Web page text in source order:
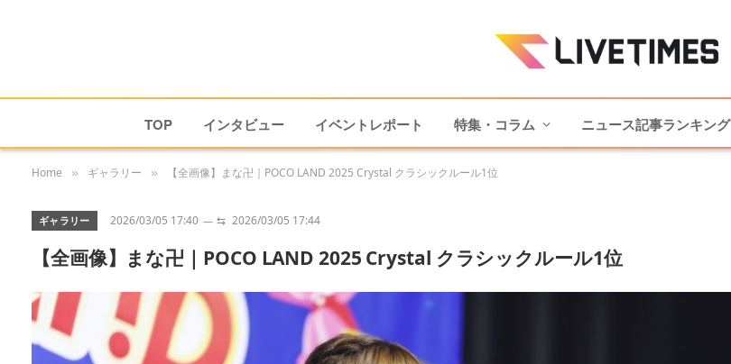
TOP インタビュー イベントレポート 特集・コラム ニュース記事ランキング
Home » ギャラリー » 【全画像】まな卍｜POCO LAND 2025 Crystal クラシックルール1位
ギャラリー 2026/03/05 17:40 ⇆ 2026/03/05 17:44
【全画像】まな卍｜POCO LAND 2025 Crystal クラシックルール1位